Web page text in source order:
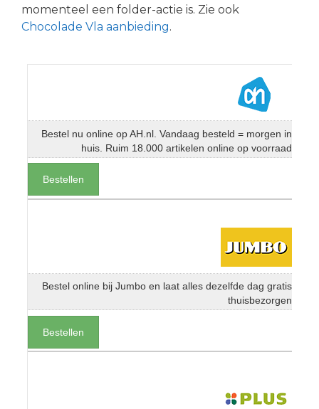
momenteel een folder-actie is. Zie ook
Chocolade Vla aanbieding.
Bestel nu online op AH.nl. Vandaag besteld = morgen in
huis. Ruim 18.000 artikelen online op voorraad
Bestellen
Bestel online bij Jumbo en laat alles dezelfde dag gratis
thuisbezorgen
Bestellen